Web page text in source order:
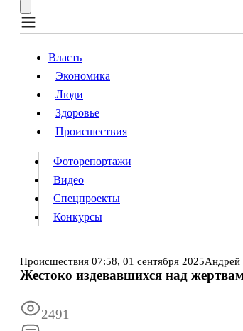
Власть
Происшествия
Видео
Конкурсы
Информация
Власть
Экономика
Люди
Здоровье
Происшествия
Фоторепортажи
Видео
Спецпроекты
Конкурсы
Происшествия 07:58, 01 сентября 2025Андрей
Жестоко издевавшихся над
2491